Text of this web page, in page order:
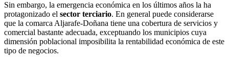
Sin embargo, la emergencia económica en los últimos años la ha
protagonizado el sector terciario. En general puede considerarse
que la comarca Aljarafe-Doñana tiene una cobertura de servicios y
comercial bastante adecuada, exceptuando los municipios cuya
dimensión poblacional imposibilita la rentabilidad económica de este
tipo de negocios.